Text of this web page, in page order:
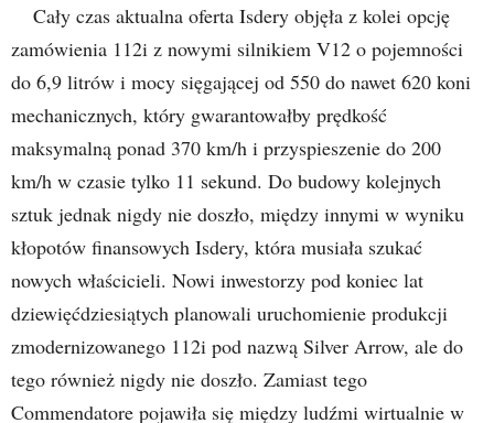
Cały czas aktualna oferta Isdery objęła z kolei opcję
zamówienia 112i z nowymi silnikiem V12 o pojemności
do 6,9 litrów i mocy sięgającej od 550 do nawet 620 koni
mechanicznych, który gwarantowałby prędkość
maksymalną ponad 370 km/h i przyspieszenie do 200
km/h w czasie tylko 11 sekund. Do budowy kolejnych
sztuk jednak nigdy nie doszło, między innymi w wyniku
kłopotów finansowych Isdery, która musiała szukać
nowych właścicieli. Nowi inwestorzy pod koniec lat
dziewięćdziesiątych planowali uruchomienie produkcji
zmodernizowanego 112i pod nazwą Silver Arrow, ale do
tego również nigdy nie doszło. Zamiast tego
Commendatore pojawiła się między ludźmi wirtualnie w